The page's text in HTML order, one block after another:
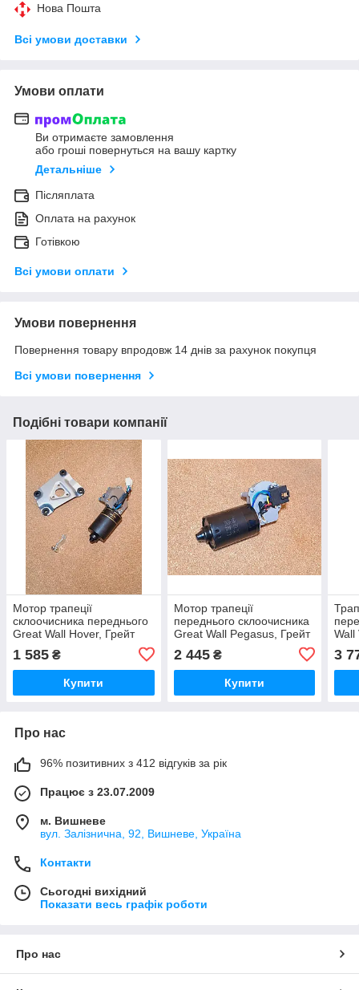
Нова Пошта
Всі умови доставки
Умови оплати
Ви отримаєте замовлення
або гроші повернуться на вашу картку
Детальніше
Післяплата
Оплата на рахунок
Готівкою
Всі умови оплати
Умови повернення
Повернення товару впродовж 14 днів за рахунок покупця
Всі умови повернення
Подібні товари компанії
Мотор трапеції
склоочисника переднього
Great Wall Hover, Грейт
1 585 ₴
Купити
Мотор трапеції
переднього склоочисника
Great Wall Pegasus, Грейт
Вол Пегасус, Грейт Волл
Пегасус
2 445₴
Купити
Wall
3
Про нас
96% позитивних з 412 відгуків за рік
Працює з 23.07.2009
м. Вишневе
вул. Залізнична, 92, Вишневе, Україна
Контакти
Сьогодні вихідний
Показати весь графік роботи
Про нас